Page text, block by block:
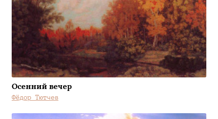
Осенний вечер
Фёдор Тютчев